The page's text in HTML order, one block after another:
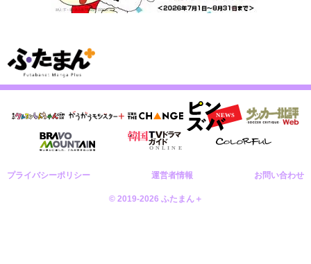
プライバシーポリシー 運営者情報 お問い合わせ
© 2019-2026 ふたまん＋